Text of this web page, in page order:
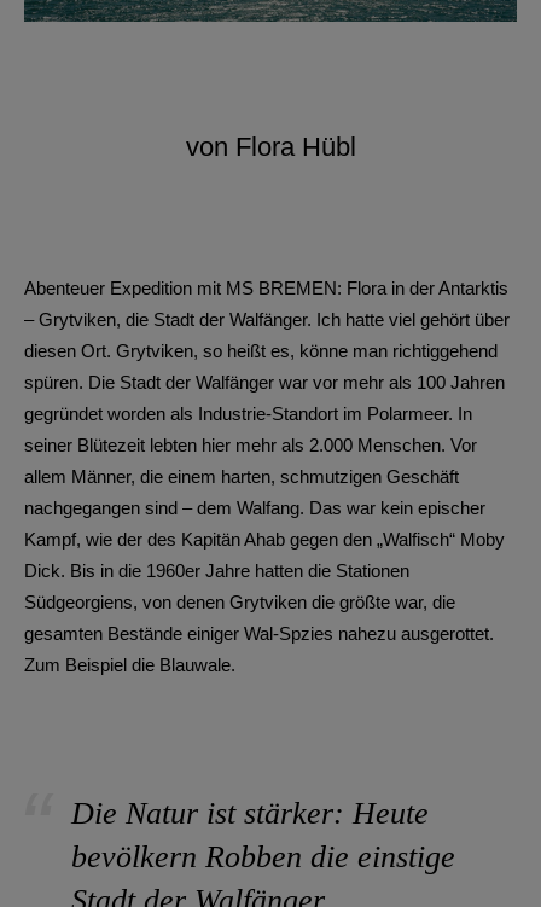
von Flora Hübl
Abenteuer Expedition mit MS BREMEN: Flora in der Antarktis
– Grytviken, die Stadt der Walfänger. Ich hatte viel gehört über
diesen Ort. Grytviken, so heißt es, könne man richtiggehend
spüren. Die Stadt der Walfänger war vor mehr als 100 Jahren
gegründet worden als Industrie-Standort im Polarmeer. In
seiner Blütezeit lebten hier mehr als 2.000 Menschen. Vor
allem Männer, die einem harten, schmutzigen Geschäft
nachgegangen sind – dem Walfang. Das war kein epischer
Kampf, wie der des Kapitän Ahab gegen den „Walfisch“ Moby
Dick. Bis in die 1960er Jahre hatten die Stationen
Südgeorgiens, von denen Grytviken die größte war, die
gesamten Bestände einiger Wal-Spzies nahezu ausgerottet.
Zum Beispiel die Blauwale.
Die Natur ist stärker: Heute
bevölkern Robben die einstige